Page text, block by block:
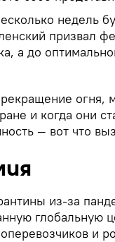
недель
призвал
а до
и когда они
— вот что
из-за
глобальную
и